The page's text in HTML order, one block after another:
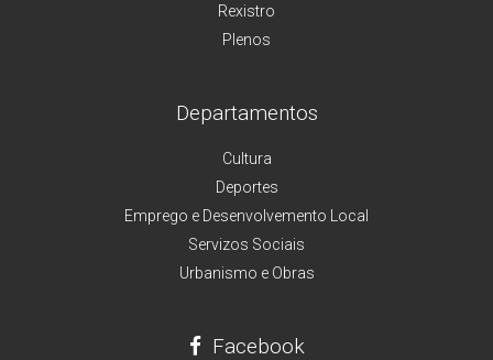
Rexistro
Plenos
Departamentos
Cultura
Deportes
Emprego e Desenvolvemento Local
Servizos Sociais
Urbanismo e Obras
Facebook